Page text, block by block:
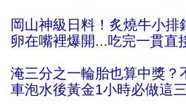
岡山神級日料！炙燒牛小排
卵在嘴裡爆開...吃完一貫直
淹三分之一輪胎也算中獎？
車泡水後黃金1小時必做這